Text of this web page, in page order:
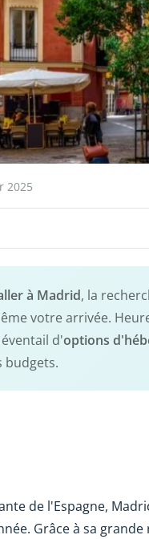
2025
à Madrid, la
votre arrivée.
d'options
budgets.
de l'Espagne,
Grâce à sa